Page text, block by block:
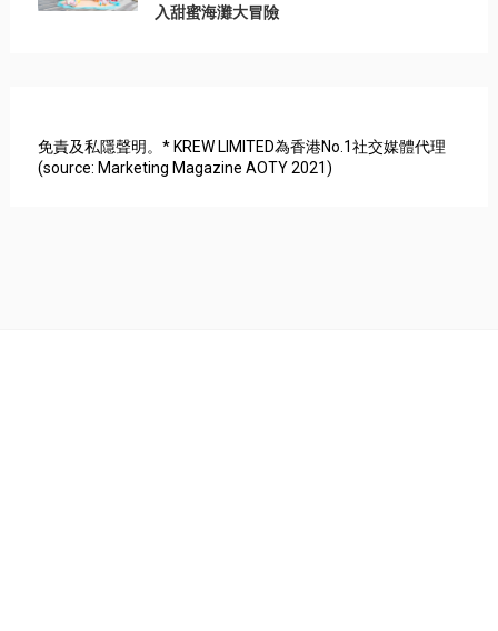
入甜蜜海灘大冒險
免責及私隱聲明。* KREW LIMITED為香港No.1社交媒體代理
(source: Marketing Magazine AOTY 2021)